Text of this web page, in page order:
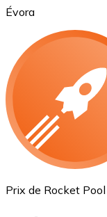
Ethereum
Évora
Prix de Rocket Pool